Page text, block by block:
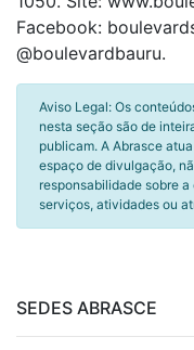
Facebook:
@boulevardbauru.
Aviso Legal: Os
nesta seção são de
publicam. A Abrasce
espaço de divulgação,
responsabilidade sobre
serviços, atividades ou
SEDES ABRASCE